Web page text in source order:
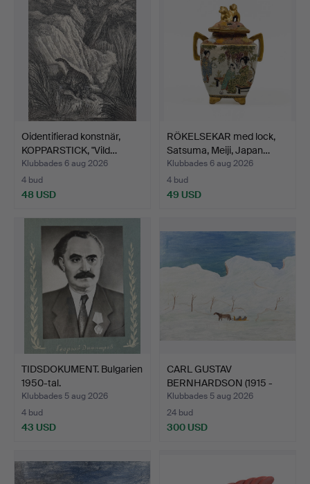
Oidentifierad konstnär,
KOPPARSTICK, "Vild…
Klubbades 6 aug 2026
4 bud
48 USD
RÖKELSEKAR med lock,
Satsuma, Meiji, Japan…
Klubbades 6 aug 2026
4 bud
49 USD
TIDSDOKUMENT. Bulgarien
1950-tal.
Klubbades 5 aug 2026
4 bud
43 USD
CARL GUSTAV
BERNHARDSON (1915 -
1998). Olj…
Klubbades 5 aug 2026
24 bud
300 USD